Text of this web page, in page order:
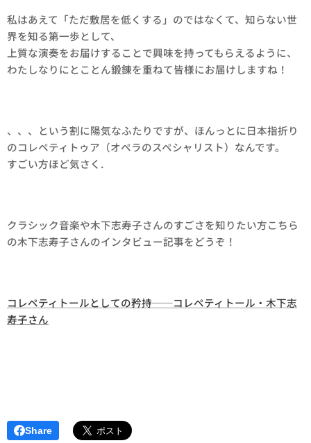
私はあえて「ただ敷居を低くする」のではなくて、知らない世
界を知る第一歩として、
上質な演奏をお届けすることで興味を持ってもらえるように、
わたしなりにとことん鍛錬を重ねて皆様にお届けしますね！
、、、という割に陽気なふたりですが、ほんっとに日本指折り
のコレペティトゥア（オペラのスペシャリスト）なんです。
すごい方ほど気さく.
クラシック音楽や木下志寿子さんのすごさを知りたい方こちら
の木下志寿子さんのインタビュー記事をどうぞ！
コレペティトールとしての矜持──コレペティトール・木下志
寿子さん
Share